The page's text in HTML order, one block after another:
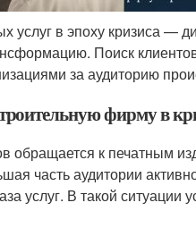
услуг в эпоху кризиса —
Поиск
за аудиторию
фирму в
обращается к печатным
часть аудитории
услуг. В такой